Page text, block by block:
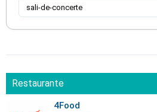
sali-de-concerte
Restaurante
4Food